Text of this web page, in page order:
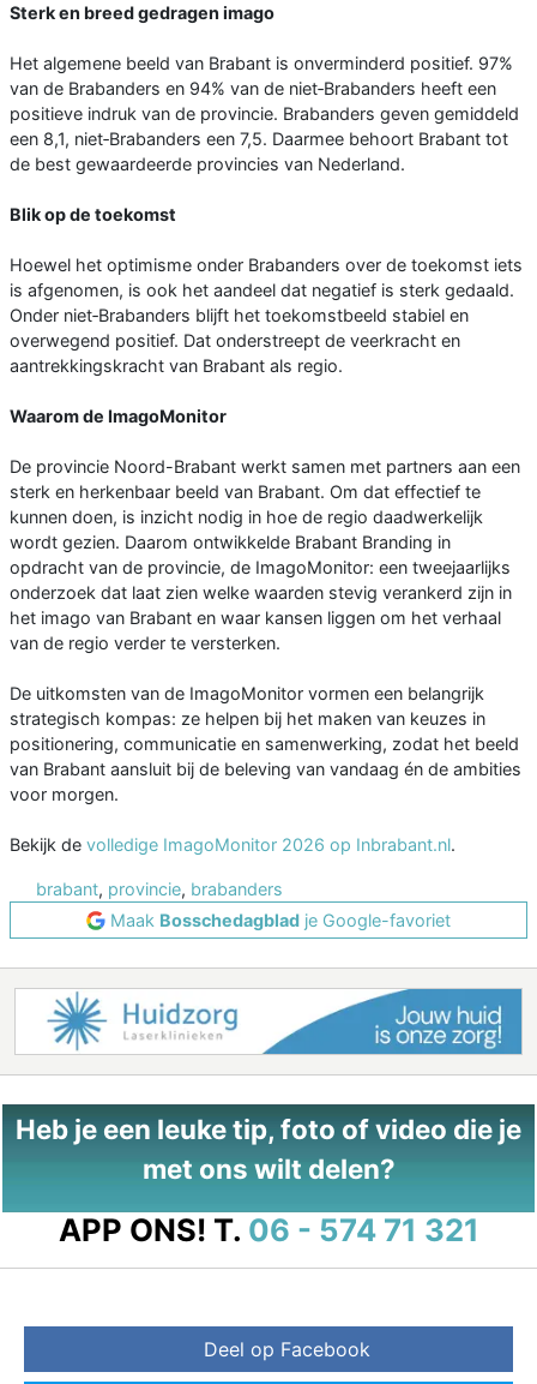
Sterk en breed gedragen imago
Het algemene beeld van Brabant is onverminderd positief. 97%
van de Brabanders en 94% van de niet‑Brabanders heeft een
positieve indruk van de provincie. Brabanders geven gemiddeld
een 8,1, niet‑Brabanders een 7,5. Daarmee behoort Brabant tot
de best gewaardeerde provincies van Nederland.
Blik op de toekomst
Hoewel het optimisme onder Brabanders over de toekomst iets
is afgenomen, is ook het aandeel dat negatief is sterk gedaald.
Onder niet‑Brabanders blijft het toekomstbeeld stabiel en
overwegend positief. Dat onderstreept de veerkracht en
aantrekkingskracht van Brabant als regio.
Waarom de ImagoMonitor
De provincie Noord-Brabant werkt samen met partners aan een
sterk en herkenbaar beeld van Brabant. Om dat effectief te
kunnen doen, is inzicht nodig in hoe de regio daadwerkelijk
wordt gezien. Daarom ontwikkelde Brabant Branding in
opdracht van de provincie, de ImagoMonitor: een tweejaarlijks
onderzoek dat laat zien welke waarden stevig verankerd zijn in
het imago van Brabant en waar kansen liggen om het verhaal
van de regio verder te versterken.
De uitkomsten van de ImagoMonitor vormen een belangrijk
strategisch kompas: ze helpen bij het maken van keuzes in
positionering, communicatie en samenwerking, zodat het beeld
van Brabant aansluit bij de beleving van vandaag én de ambities
voor morgen.
Bekijk de volledige ImagoMonitor 2026 op Inbrabant.nl.
brabant, provincie, brabanders
Maak Bosschedagblad je Google-favoriet
Heb je een leuke tip, foto of video die je
met ons wilt delen?
APP ONS! T. 06 - 574 71 321
Deel op Facebook